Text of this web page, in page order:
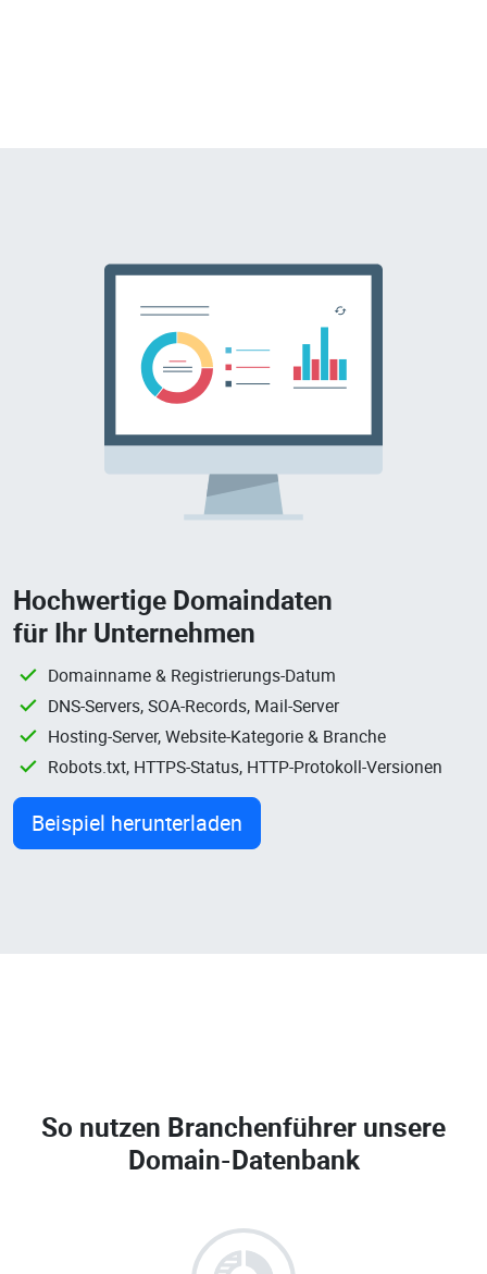
Hochwertige Domaindaten
für Ihr Unternehmen
Domainname & Registrierungs-Datum
DNS-Servers, SOA-Records, Mail-Server
Hosting-Server, Website-Kategorie & Branche
Robots.txt, HTTPS-Status, HTTP-Protokoll-Versionen
Beispiel herunterladen
So nutzen Branchenführer unsere
Domain-Datenbank